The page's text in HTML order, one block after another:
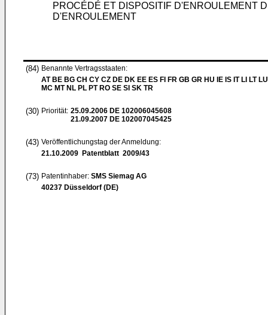
PROCÉDÉ ET DISPOSITIF D'ENROULEMENT
D'ENROULEMENT
(84) Benannte Vertragsstaaten:
AT BE BG CH CY CZ DE DK EE ES FI FR GB GR HU IE IS IT LI LT
MC MT NL PL PT RO SE SI SK TR
(30) Priorität: 25.09.2006 DE 102006045608
21.09.2007 DE 102007045425
(43) Veröffentlichungstag der Anmeldung:
21.10.2009 Patentblatt 2009/43
(73) Patentinhaber: SMS Siemag AG
40237 Düsseldorf (DE)